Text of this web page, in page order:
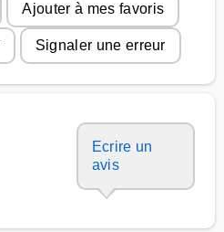
Ajouter à mes favoris
Signaler une erreur
Ecrire un
avis